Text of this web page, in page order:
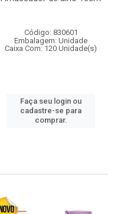
Código: 830601
Embalagem: Unidade
Caixa Com: 120 Unidade(s)
Faça seu login ou
cadastre-se para
comprar.